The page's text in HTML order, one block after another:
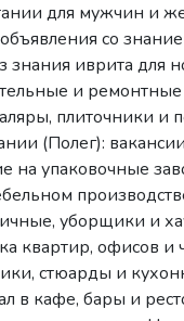
для мужчин и
со
знания иврита для
и
плиточники и
(Полег):
на упаковочные
уборщики и
квартир, офисов
стюарды и
в кафе, бары и